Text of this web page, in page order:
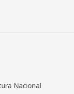
Nacional